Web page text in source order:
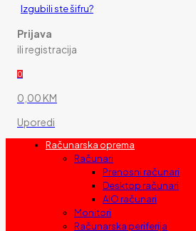
Izgubili ste šifru?
Prijava
ili registracija
0
0,00 KM
Uporedi
Računarska oprema
Računari
Prenosni računari
Desktop računari
AIO računari
Monitori
Računarska periferija